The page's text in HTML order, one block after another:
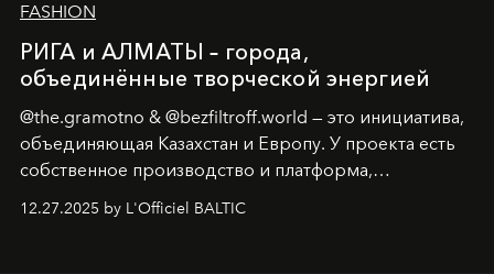
FASHION
РИГА и АЛМАТЫ – города,
объединённые творческой энергией
@the.gramotno & @bezfiltroff.world — это инициатива,
объединяющая Казахстан и Европу. У проекта есть
собственное производство и платформа,
предоставляющая возможности, поддержку и
решения для дизайнеров и молодых брендов.
12.27.2025 by L'Officiel BALTIC